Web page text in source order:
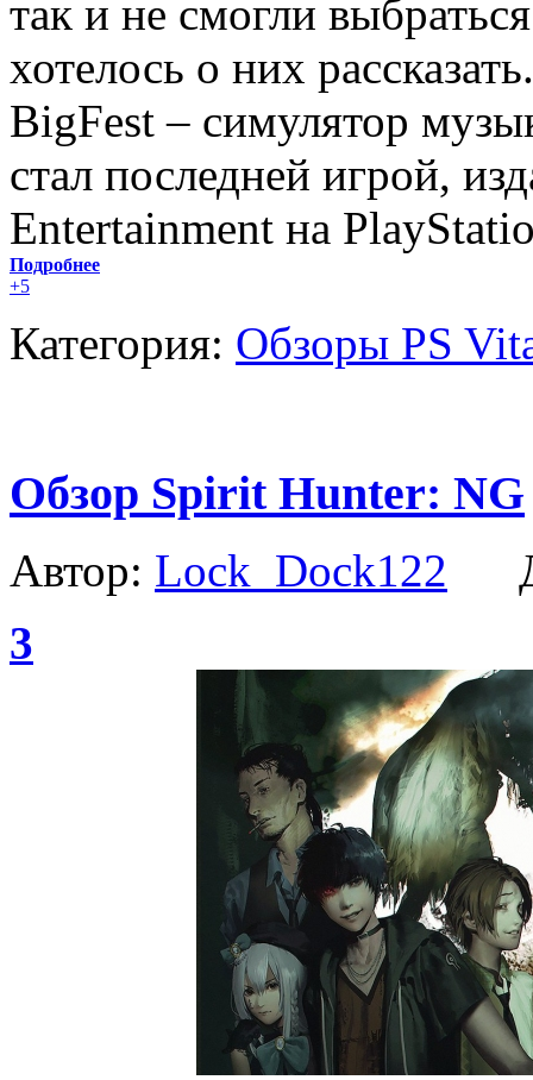
так и не смогли
хотелось о них
BigFest – симулятор
стал последней игрой,
Entertainment на
Подробнее
+5
Категория: Обзоры PS
Обзор Spirit Hunter: NG
Автор: Lock_Dock122
3